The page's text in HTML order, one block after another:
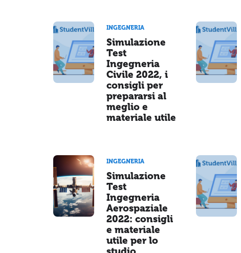
INGEGNERIA
Simulazione
Test
Ingegneria
Civile 2022, i
consigli per
prepararsi al
meglio e
materiale utile
INGEGNERIA
Simulazione
Test
Ingegneria
Aerospaziale
2022: consigli
e materiale
utile per lo